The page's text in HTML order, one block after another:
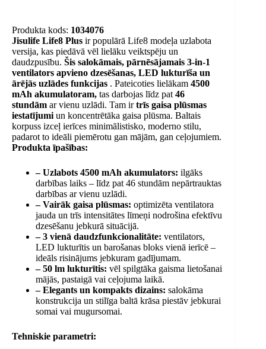
Produkta kods: 1034076
Jisulife Life8 Plus ir populārā Life8 modeļa uzlabota
versija, kas piedāvā vēl lielāku veiktspēju un
daudzpusību. Šis salokāmais, pārnēsājamais 3-in-1
ventilators apvieno dzesēšanas, LED lukturīša un
ārējās uzlādes funkcijas . Pateicoties lielākam 4500
mAh akumulatoram, tas darbojas līdz pat 46
stundām ar vienu uzlādi. Tam irtrīs gaisa plūsmas
iestatījumi un koncentrētāka gaisa plūsma. Baltais
korpuss izceļ ierīces minimālistisko, moderno stilu,
padarot to ideāli piemērotu gan mājām, gan ceļojumiem.
Produkta īpašības:
– Uzlabots 4500 mAh akumulators: ilgāks
darbības laiks – līdz pat 46 stundām nepārtrauktas
darbības ar vienu uzlādi.
– Vairāk gaisa plūsmas: optimizēta ventilatora
jauda un trīs intensitātes līmeņi nodrošina efektīvu
dzesēšanu jebkurā situācijā.
– 3 vienā daudzfunkcionalitāte: ventilators,
LED lukturītis un barošanas bloks vienā ierīcē –
ideāls risinājums jebkuram gadījumam.
– 50 lm lukturītis: vēl spilgtāka gaisma lietošanai
mājās, pastaigā vai ceļojuma laikā.
– Elegants un kompakts dizains: salokāma
konstrukcija un stilīga baltā krāsa piestāv jebkurai
somai vai mugursomai.
Tehniskie parametri: